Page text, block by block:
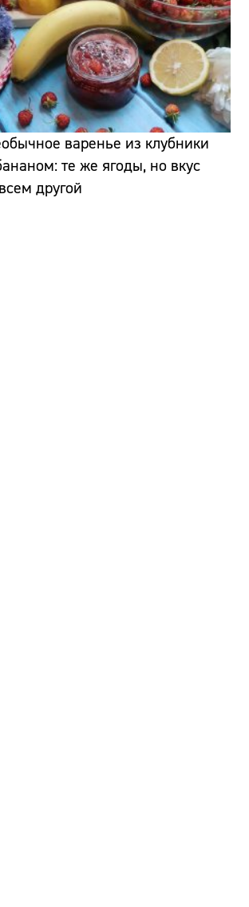
варенье из клубники
те же ягоды, но вкус
другой
Адрес:
Телефон: